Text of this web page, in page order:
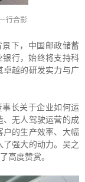
行合影
下，中国邮政储蓄
银行，始终将支持科
卓越的研发实力与广
长关于企业如何运
、无人驾驶运营的成
户的生产效率、大幅
强大的动力。吴之
高度赞赏。